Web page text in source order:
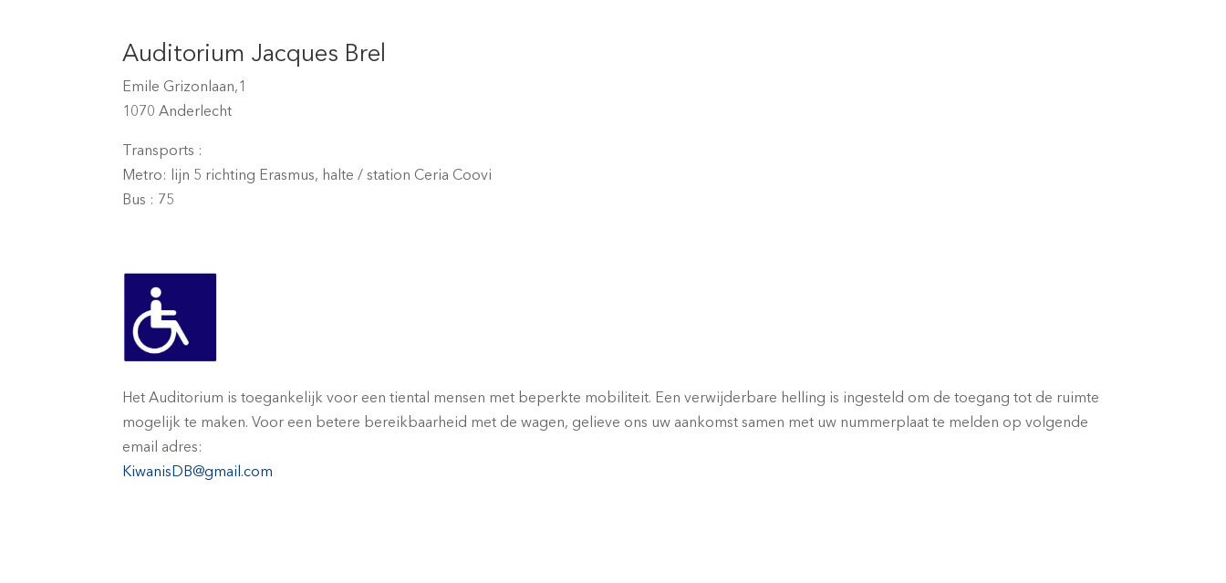
Auditorium Jacques Brel
Emile Grizonlaan,1
1070 Anderlecht
Transports :
Metro: lijn 5 richting Erasmus, halte / station Ceria Coovi
Bus : 75
Het Auditorium is toegankelijk voor een tiental mensen met beperkte mobiliteit. Een verwijderbare helling is ingesteld om de toegang tot de ruimte
mogelijk te maken. Voor een betere bereikbaarheid met de wagen, gelieve ons uw aankomst samen met uw nummerplaat te melden op volgende
email adres:
KiwanisDB@gmail.com